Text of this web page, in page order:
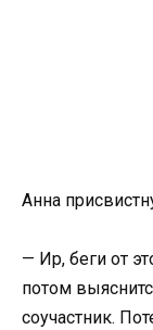
Анна
— Ир, беги от
потом
соучастник.